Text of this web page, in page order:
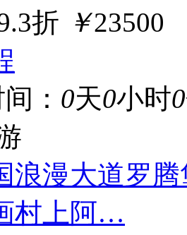
折 ￥23500
： 0天0小时0
浪漫大道罗
村上阿…